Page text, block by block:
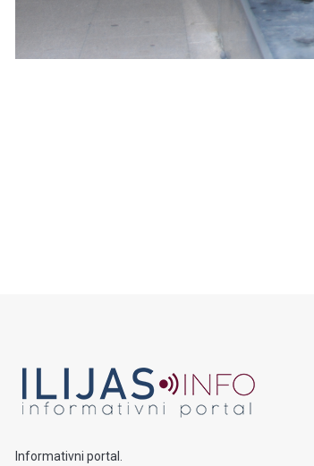
Informativni portal.